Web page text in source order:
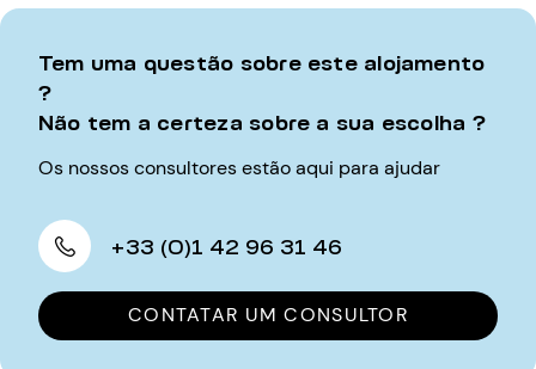
Tem uma questão sobre este alojamento
?
Não tem a certeza sobre a sua escolha ?
Os nossos consultores estão aqui para ajudar
+33 (0)1 42 96 31 46
CONTATAR UM CONSULTOR